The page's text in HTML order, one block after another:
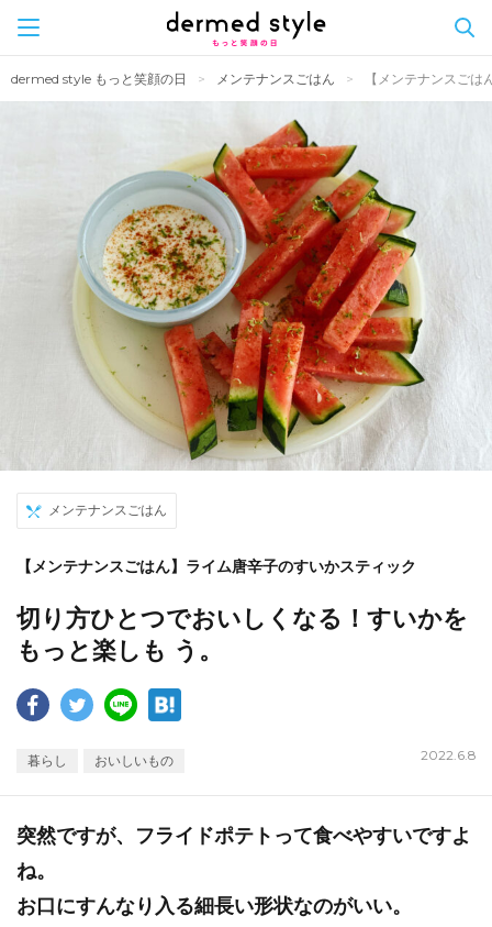
dermed style もっと笑顔の日 メンテナンスごはん 【メンテナンスご
メンテナンスごはん
【メンテナンスごはん】ライム唐辛子のすいかスティック
切り方ひとつでおいしくなる！すいかを
もっと楽しも う。
暮らし おいしいもの 2022.6.8
突然ですが、フライドポテトって食べやすいですよ
ね。
お口にすんなり入る細長い形状なのがいい。